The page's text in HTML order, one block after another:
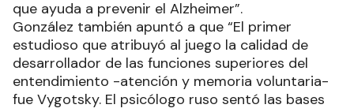
que ayuda a prevenir el Alzheimer”.
González también apuntó a que “El primer
estudioso que atribuyó al juego la calidad de
desarrollador de las funciones superiores del
entendimiento -atención y memoria voluntaria-
fue Vygotsky. El psicólogo ruso sentó las bases